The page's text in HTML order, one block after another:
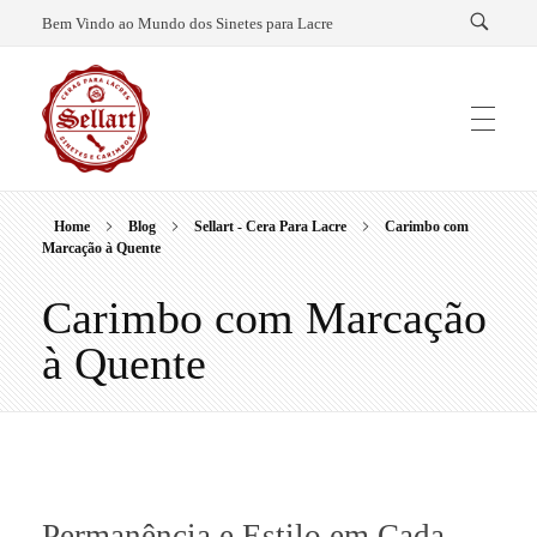
Bem Vindo ao Mundo dos Sinetes para Lacre
Sellart – Cera para Lacre e Sinetes
Home Blog Sellart - Cera Para Lacre
Carimbo com
Marcação à Quente
Carimbo com Marcação
à Quente
C